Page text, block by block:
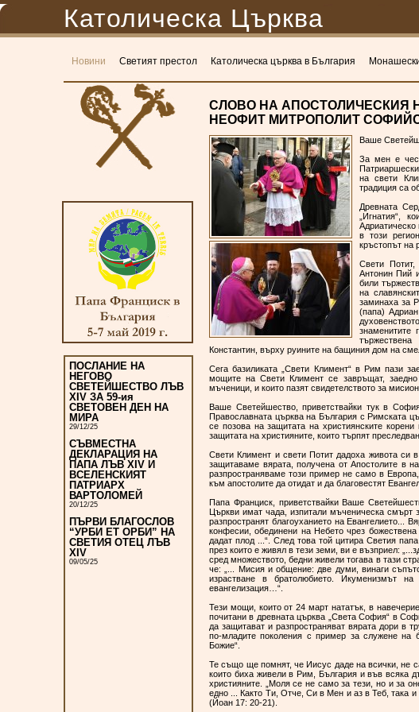
Католическа Църква
Новини Светият престол Католическа църква в България
ПОСЛАНИЕ НА
НЕГОВО
СВЕТЕЙШЕСТВО ЛЪВ
XIV ЗА 59-ия
СВЕТОВЕН ДЕН НА
МИРА
29/12/25
СЪВМЕСТНА
ДЕКЛАРАЦИЯ НА
ПАПА ЛЪВ XIV И
ВСЕЛЕНСКИЯТ
ПАТРИАРХ
ВАРТОЛОМЕЙ
20/12/25
ПЪРВИ БЛАГОСЛОВ
“УРБИ ЕТ ОРБИ” НА
СВЕТИЯ ОТЕЦ ЛЪВ
XIV
09/05/25
СЛОВО НА АПОСТОЛИЧЕСКИЯ
НЕОФИТ МИТРОПОЛИТ
Ваше
За мен е
на свети
традиция са
Древната
„Игнатия“,
Адриатическо
в този
кръстопът на
Свети
Антонин Пий
били
на
заминаха за
(папа)
знаменитите
Константин, върху руините на бащиния дом на
Сега базиликата „Свети Климент“ в Рим пази
мощите на Свети Климент се завръщат,
мъченици, и които пазят свидетелството за
Ваше Светейшество, приветствайки тук в
Православната църква на България с Римската
се позова на защитата на християнските
защитата на християните, които търпят
Свети Климент и свети Потит дадоха живота си
защитаваме вярата, получена от Апостолите в
разпространяваме този пример не само в
към апостолите да отидат и да благовестят
Папа Франциск, приветствайки Ваше
Църкви имат чада, изпитали мъченическа смърт
разпространят благоуханието на Евангелието...
конфесии, обединени на Небето чрез
дадат плод ...“. След това той цитира Светия
през които е живял в тези земи, ви е възприел:
сред множеството, бедни живели тогава в тази
че: „... Мисия и общение: две думи, винаги
израстване в братолюбието. Икуменизмът
евангелизация…“.
Тези мощи, които от 24 март нататък, в
почитани в древната църква „Света София“ в
да защитават и разпространяват вярата дори в
по-младите поколения с пример за служене на
Божие“.
Те също ще помнят, че Иисус даде на всички, не
които биха живели в Рим, България и във всяка
християните. „Моля се не само за тези, но и за
едно ... Както Ти, Отче, Си в Мен и аз в Теб, така
(Йоан 17: 20-21).